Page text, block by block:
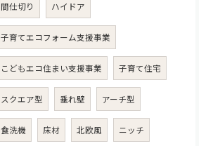
間仕切り ハイドア
子育てエコフォーム支援事業
こどもエコ住まい支援事業 子育て住宅
スクエア型 垂れ壁 アーチ型
食洗機 床材 北欧風 ニッチ